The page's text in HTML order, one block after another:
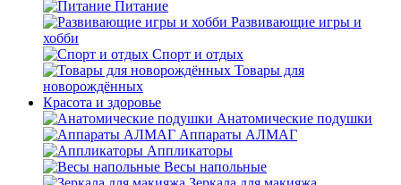
Питание
Развивающие игры и
хобби
Спорт и отдых
Товары для
новорождённых
Красота и здоровье
Анатомические подушки
Аппараты АЛМАГ
Аппликаторы
Весы напольные